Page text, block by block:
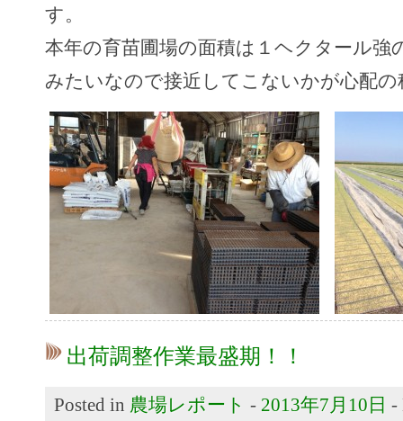
す。
本年の育苗圃場の面積は１ヘクタール強
みたいなので接近してこないかが心配の
出荷調整作業最盛期！！
Posted in 農場レポート - 2013年7月10日 -